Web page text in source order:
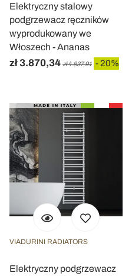
Elektryczny stalowy
podgrzewacz ręczników
wyprodukowany we
Włoszech - Ananas
zł 3.870,34 zł 4.837,91 - 20%
VIADURINI RADIATORS
Elektryczny podgrzewacz